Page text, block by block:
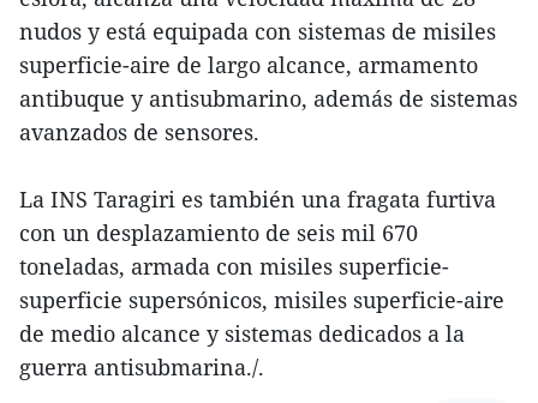
nudos y está equipada con sistemas de misiles
superficie-aire de largo alcance, armamento
antibuque y antisubmarino, además de sistemas
avanzados de sensores.
La INS Taragiri es también una fragata furtiva
con un desplazamiento de seis mil 670
toneladas, armada con misiles superficie-
superficie supersónicos, misiles superficie-aire
de medio alcance y sistemas dedicados a la
guerra antisubmarina./.